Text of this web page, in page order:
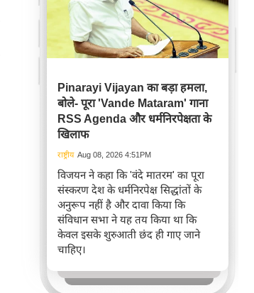
Pinarayi Vijayan का बड़ा हमला,
बोले- पूरा 'Vande Mataram' गाना
RSS Agenda और धर्मनिरपेक्षता के
खिलाफ
राष्ट्रीय Aug 08, 2026 4:51PM
विजयन ने कहा कि 'वंदे मातरम' का पूरा
संस्करण देश के धर्मनिरपेक्ष सिद्धांतों के
अनुरूप नहीं है और दावा किया कि
संविधान सभा ने यह तय किया था कि
केवल इसके शुरुआती छंद ही गाए जाने
चाहिए।